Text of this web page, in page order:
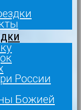
России
Божией